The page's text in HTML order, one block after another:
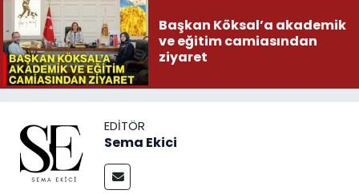
Başkan Köksal’a akademik
ve eğitim camiasından
ziyaret
EDITÖR
Sema Ekici